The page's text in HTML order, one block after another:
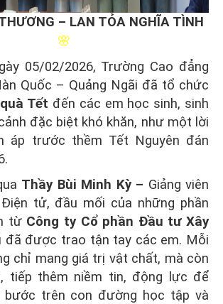
– LAN TỎA NGHĨA TÌNH
🌸
05/02/2026, Trường Cao đẳng
Quốc – Quảng Ngãi đã tổ chức
Tết đến các em học sinh, sinh
đặc biệt khó khăn, như một lời
áp trước thềm Tết Nguyên đán
Thầy Bùi Minh Kỳ – Giảng viên
tử, đầu mối của những phần
từ Công ty Cổ phần Đầu tư Xây
đã được trao tận tay các em. Mỗi
chỉ mang giá trị vật chất, mà còn
tiếp thêm niềm tin, động lực để
bước trên con đường học tập và